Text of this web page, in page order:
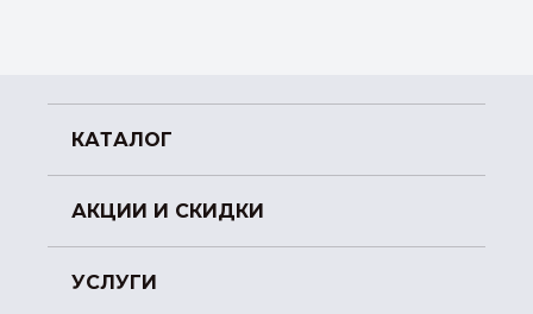
КАТАЛОГ
АКЦИИ И СКИДКИ
УСЛУГИ